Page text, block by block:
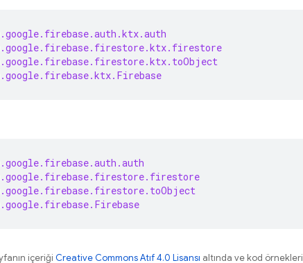
içeriği Creative Commons Atıf 4.0 Lisansı altında ve kod örnekleri